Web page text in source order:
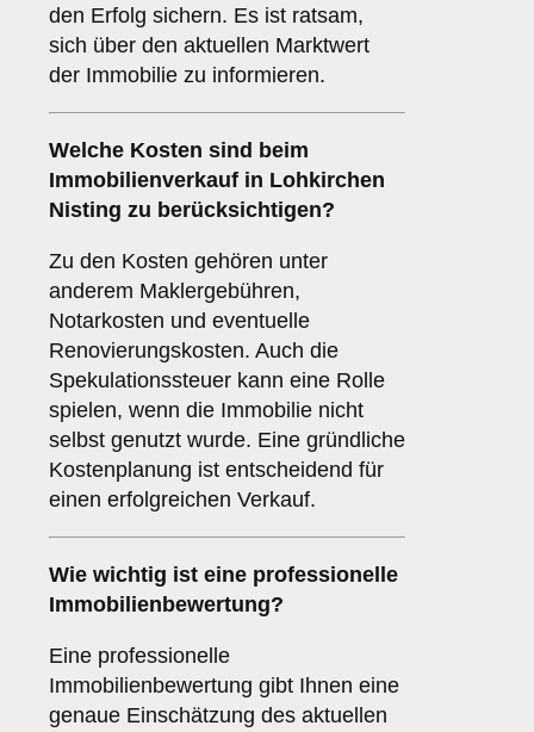
den Erfolg sichern. Es ist ratsam,
sich über den aktuellen Marktwert
der Immobilie zu informieren.
Welche Kosten sind beim
Immobilienverkauf in Lohkirchen
Nisting zu berücksichtigen?
Zu den Kosten gehören unter
anderem Maklergebühren,
Notarkosten und eventuelle
Renovierungskosten. Auch die
Spekulationssteuer kann eine Rolle
spielen, wenn die Immobilie nicht
selbst genutzt wurde. Eine gründliche
Kostenplanung ist entscheidend für
einen erfolgreichen Verkauf.
Wie wichtig ist eine professionelle
Immobilienbewertung?
Eine professionelle
Immobilienbewertung gibt Ihnen eine
genaue Einschätzung des aktuellen